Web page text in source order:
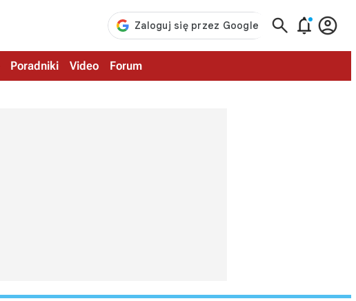
  
Poradniki Video Forum